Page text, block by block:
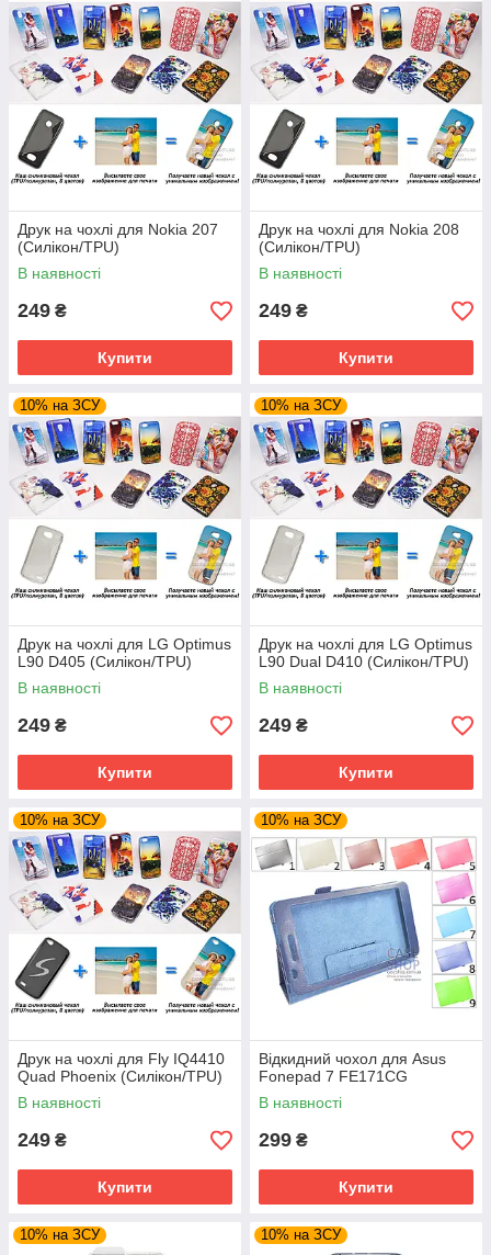
Друк на чохлі для Nokia 207
(Силікон/TPU)
В наявності
249 ₴
Купити
Друк на чохлі для Nokia 208
(Силікон/TPU)
В наявності
249 ₴
Купити
10% на ЗСУ
Друк на чохлі для LG Optimus
L90 D405 (Силікон/TPU)
В наявності
249 ₴
Купити
10% на ЗСУ
Друк на чохлі для LG Optimus
L90 Dual D410 (Силікон/TPU)
В наявності
249 ₴
Купити
10% на ЗСУ
Друк на чохлі для Fly IQ4410
Quad Phoenix (Силікон/TPU)
В наявності
249 ₴
Купити
10% на ЗСУ
Відкидний чохол для Asus
Fonepad 7 FE171CG
В наявності
299 ₴
Купити
10% на ЗСУ 10% на ЗСУ